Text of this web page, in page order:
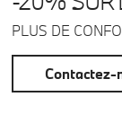
PLUS DE
Contactez-